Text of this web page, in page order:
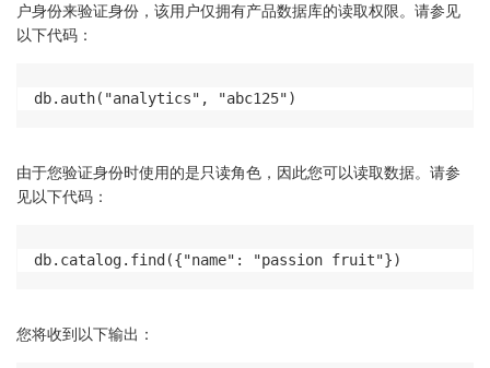
户身份来验证身份，该用户仅拥有产品数据库的读取权限。请参见
以下代码：
db.auth("analytics", "abc125")
由于您验证身份时使用的是只读角色，因此您可以读取数据。请参
见以下代码：
db.catalog.find({"name": "passion fruit"})
您将收到以下输出：